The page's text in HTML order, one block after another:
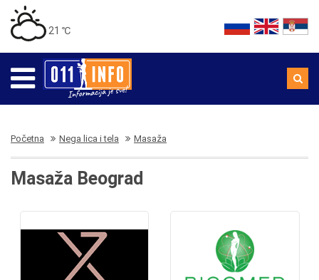
21 ℃
Početna Nega lica i tela Masaža
Masaža Beograd